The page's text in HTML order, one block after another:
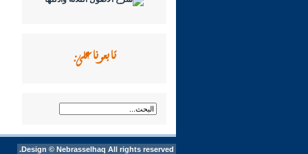
تابعونا على:
Design © Nebrasselhaq All rights reserved.